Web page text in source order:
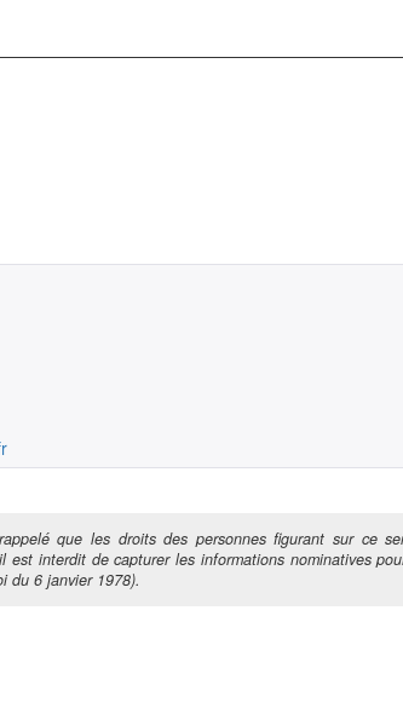
que les droits des personnes figurant sur ce
est interdit de capturer les informations nominatives
du 6 janvier 1978).